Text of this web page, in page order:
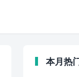
本月热